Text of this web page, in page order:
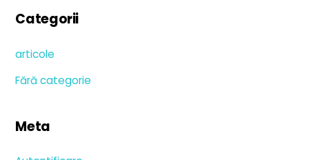
Categorii
articole
Fără categorie
Meta